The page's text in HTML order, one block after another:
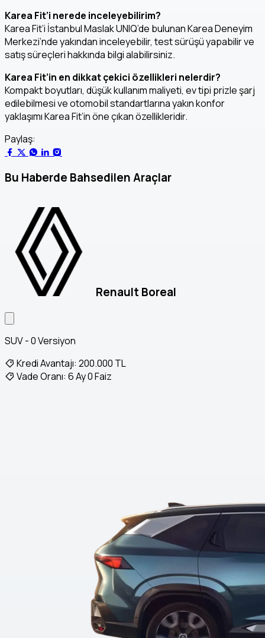
Karea Fit’i nerede inceleyebilirim?
Karea Fit’i İstanbul Maslak UNIQ’de bulunan Karea Deneyim
Merkezi’nde yakından inceleyebilir, test sürüşü yapabilir ve
satış süreçleri hakkında bilgi alabilirsiniz.
Karea Fit’in en dikkat çekici özellikleri nelerdir?
Kompakt boyutları, düşük kullanım maliyeti, ev tipi prizle şarj
edilebilmesi ve otomobil standartlarına yakın konfor
yaklaşımı Karea Fit’in öne çıkan özellikleridir.
Paylaş:
Bu Haberde Bahsedilen Araçlar
Renault Boreal
SUV - 0 Versiyon
Kredi Avantajı: 200.000 TL
Vade Oranı: 6 Ay 0 Faiz